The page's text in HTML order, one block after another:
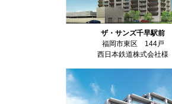
ザ・サンズ千早駅前
福岡市東区 144戸
西日本鉄道株式会社様